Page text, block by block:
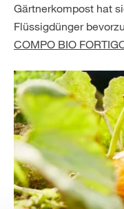
Gärtnerkompost hat
Flüssigdünger
COMPO BIO